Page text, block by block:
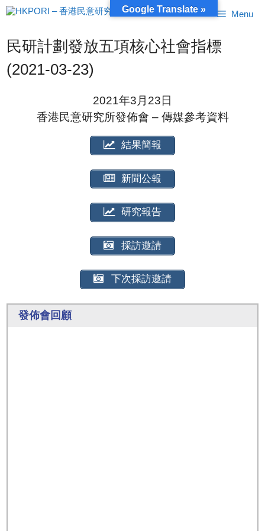
跳
至
容
Menu
民研計劃發放五項核心社會指標
(2021-03-23)
2021年3月23日
香港民意研究所發佈會 – 傳媒參考資料
結果簡報
新聞公報
研究報告
採訪邀請
下次採訪邀請
發佈會回顧
Google Translate »